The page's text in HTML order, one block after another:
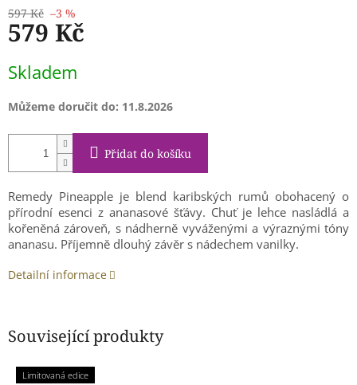
597 Kč –3 %
579 Kč
cena:
Skladem
Můžeme doručit do: 11.8.2026
Přidat do košíku
Remedy Pineapple je blend karibských rumů obohacený o
přírodní esenci z ananasové šťávy. Chuť je lehce nasládlá a
kořeněná zároveň, s nádherně vyváženými a výraznými tóny
ananasu. Příjemně dlouhý závěr s nádechem vanilky.
Detailní informace
Související produkty
Limitovaná edice